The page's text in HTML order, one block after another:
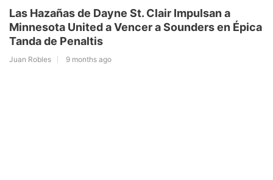
Las Hazañas de Dayne St. Clair Impulsan a
Minnesota United a Vencer a Sounders en Épica
Tanda de Penaltis
Juan Robles 9 months ago